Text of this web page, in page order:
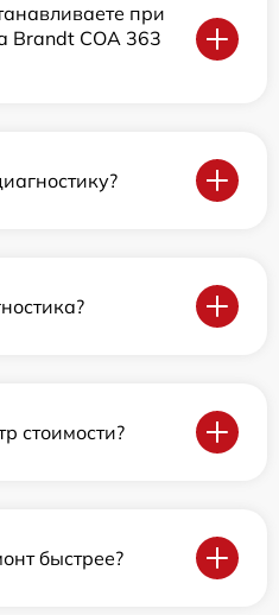
при
Brandt COA 363
стоимости?
быстрее?